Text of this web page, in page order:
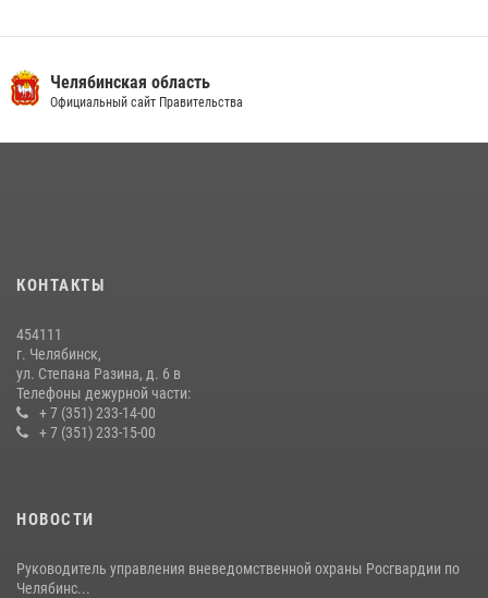
13 июля 2026, 03:02 5
28 июля 2026, 10:38
Челябинская область
Официальный сайт Правительства
КОНТАКТЫ
454111
г. Челябинск,
ул. Степана Разина, д. 6 в
Телефоны дежурной части:
+ 7 (351) 233-14-00
+ 7 (351) 233-15-00
НОВОСТИ
Руководитель управления вневедомственной охраны Росгвардии по
Челябинс...